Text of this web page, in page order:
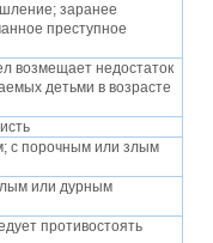
заранее
преступное
возмещает недостаток
детьми в возрасте
с порочным или злым
или дурным
противостоять